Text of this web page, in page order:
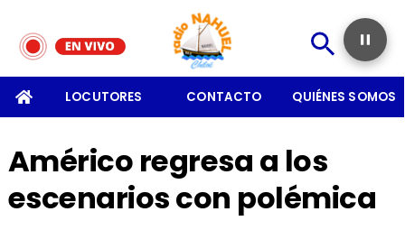
LOCUTORES CONTACTO QUIÉNES SOMOS
Américo regresa a los
escenarios con polémica